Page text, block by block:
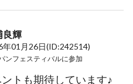
良輝
年01月26日(ID:242514)
ンフェスティバルに参加
トも期待しています♪